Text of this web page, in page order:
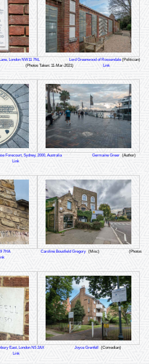
London NW11 7NL Lord Greenwood of Rossendale (Politician)
(Photos Taken: 11-Mar-2021) Link
Forecourt, Sydney, 2000, Australia Germaine Greer (Author)
Link
7HA Caroline Bousfield Gregory (Misc)
(Photos
East, London N5 2AX Joyce Grenfell
(Comedian)
Link